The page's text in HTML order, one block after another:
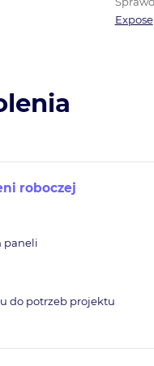
Expose
roboczej
paneli
do potrzeb projektu